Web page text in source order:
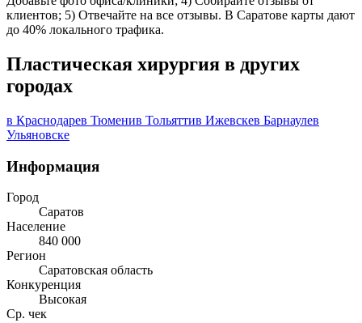
клиентов; 5) Отвечайте на все отзывы. В Саратове карты дают
до 40% локального трафика.
Пластическая хирургия в других
городах
в Краснодарев Тюменив Тольяттив Ижевскев Барнаулев
Ульяновске
Информация
Город
Саратов
Население
840 000
Регион
Саратовская область
Конкуренция
Высокая
Ср. чек